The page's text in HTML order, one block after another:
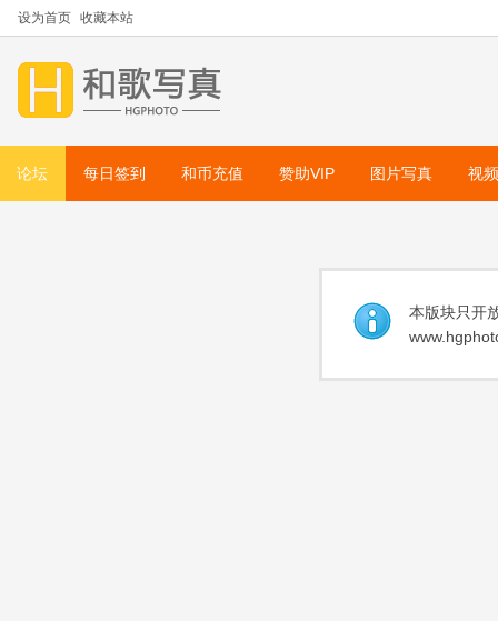
设为首页 收藏本站
论坛 每日签到 和币充值 赞助VIP 图片写真 视
本版块只开